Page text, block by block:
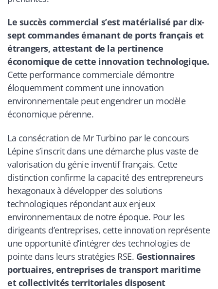
Le succès commercial s’est matérialisé par dix-
sept commandes émanant de ports français et
étrangers, attestant de la pertinence
économique de cette innovation technologique.
Cette performance commerciale démontre
éloquemment comment une innovation
environnementale peut engendrer un modèle
économique pérenne.
La consécration de Mr Turbino par le concours
Lépine s’inscrit dans une démarche plus vaste de
valorisation du génie inventif français. Cette
distinction confirme la capacité des entrepreneurs
hexagonaux à développer des solutions
technologiques répondant aux enjeux
environnementaux de notre époque. Pour les
dirigeants d’entreprises, cette innovation représente
une opportunité d’intégrer des technologies de
pointe dans leurs stratégies RSE. Gestionnaires
portuaires, entreprises de transport maritime
et collectivités territoriales disposent